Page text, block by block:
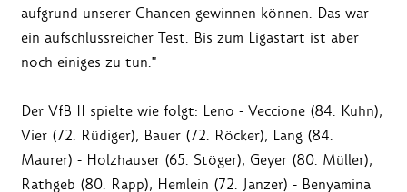
aufgrund unserer Chancen gewinnen können. Das war
ein aufschlussreicher Test. Bis zum Ligastart ist aber
noch einiges zu tun."
Der VfB II spielte wie folgt: Leno - Veccione (84. Kuhn),
Vier (72. Rüdiger), Bauer (72. Röcker), Lang (84.
Maurer) - Holzhauser (65. Stöger), Geyer (80. Müller),
Rathgeb (80. Rapp), Hemlein (72. Janzer) - Benyamina